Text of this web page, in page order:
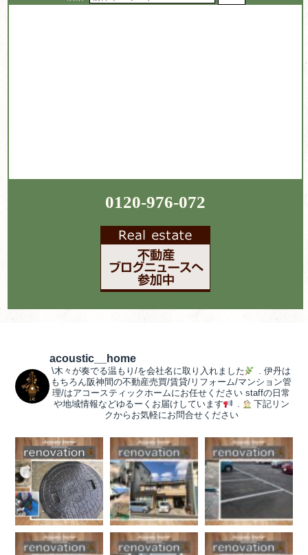
0120-976-072
acoustic__home
\木々が奏でる温もり/を会社名に取り入れました . 伊丹は
もちろん阪神間の不動産売買/賃貸/リフォーム/マンション管
理/はアコースティックホームにお任せください staffの日常
や地域情報などゆるーくお届けしています
.
下記リン
クからお気軽にお問合せください